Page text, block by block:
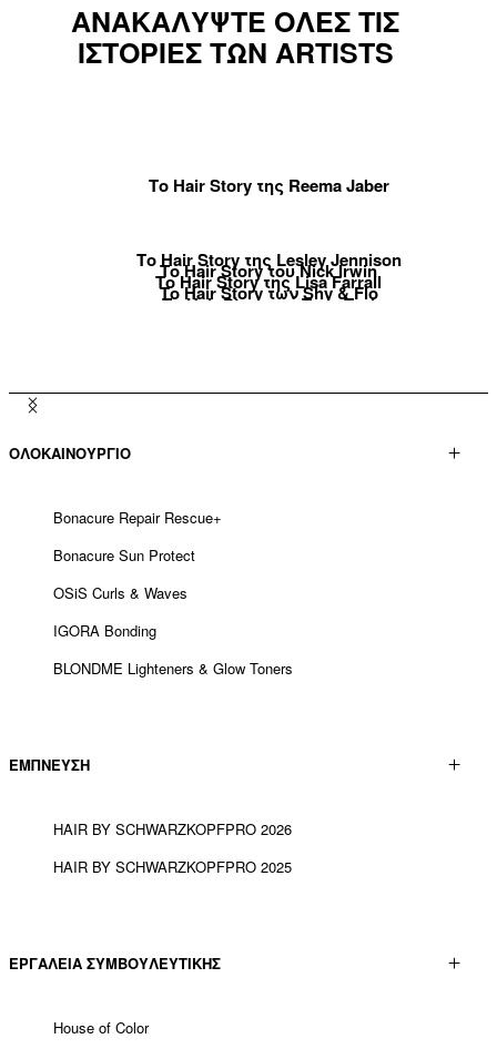
ΑΝΑΚΑΛΥΨΤΕ ΟΛΕΣ ΤΙΣ
ΙΣΤΟΡΙΕΣ ΤΩΝ ARTISTS
Το Hair Story της Reema Jaber
Το Hair Story της Lesley Jennison
Το Hair Story του Nick Irwin
Το Hair Story της Lisa Farrall
Το Hair Story των Shy & Flo
Το Hair Story του Tony Tsai
ΟΛΟΚΑΙΝΟΥΡΓΙΟ
Bonacure Repair Rescue+
Bonacure Sun Protect
OSiS Curls & Waves
IGORA Bonding
BLONDME Lighteners & Glow Toners
ΕΜΠΝΕΥΣΗ
HAIR BY SCHWARZKOPFPRO 2026
HAIR BY SCHWARZKOPFPRO 2025
ΕΡΓΑΛΕΊΑ ΣΥΜΒΟΥΛΕΥΤΙΚΉΣ
House of Color